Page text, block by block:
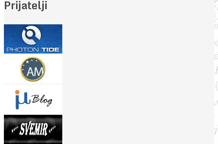
Prijatelji